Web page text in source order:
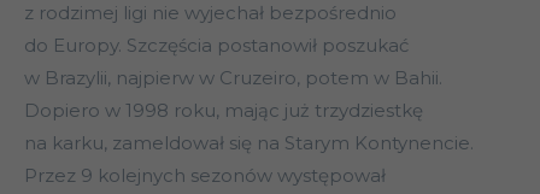
z rodzimej ligi nie wyjechał bezpośrednio
do Europy. Szczęścia postanowił poszukać
w Brazylii, najpierw w Cruzeiro, potem w Bahii.
Dopiero w 1998 roku, mając już trzydziestkę
na karku, zameldował się na Starym Kontynencie.
Przez 9 kolejnych sezonów występował